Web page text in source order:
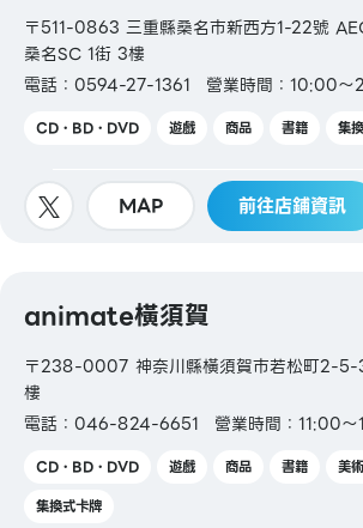
〒511-0863 三重縣桑名市新西方1-22號
桑名SC 1街 3樓
電話：0594-27-1361
營業時間：10:00～
CD・BD・DVD 遊戲 商品 書籍 集
MAP 前往店鋪資訊
animate橫須賀
〒238-0007 神奈川縣橫須賀市若松町2-5-
樓
電話：046-824-6651
營業時間：11:00
CD・BD・DVD 遊戲 商品 書籍
美
集換式卡牌